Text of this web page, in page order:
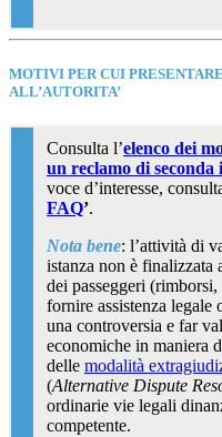
MOTIVI PER CUI
ALL’AUTORITA’
Consulta l’elenco dei
un reclamo di
voce d’interesse,
FAQ’.
Nota bene: l’attività di
istanza non è finalizzata
dei passeggeri
fornire assistenza legale
una controversia e far
economiche in maniera
delle modalità
(Alternative Dispute
ordinarie vie legali
competente.